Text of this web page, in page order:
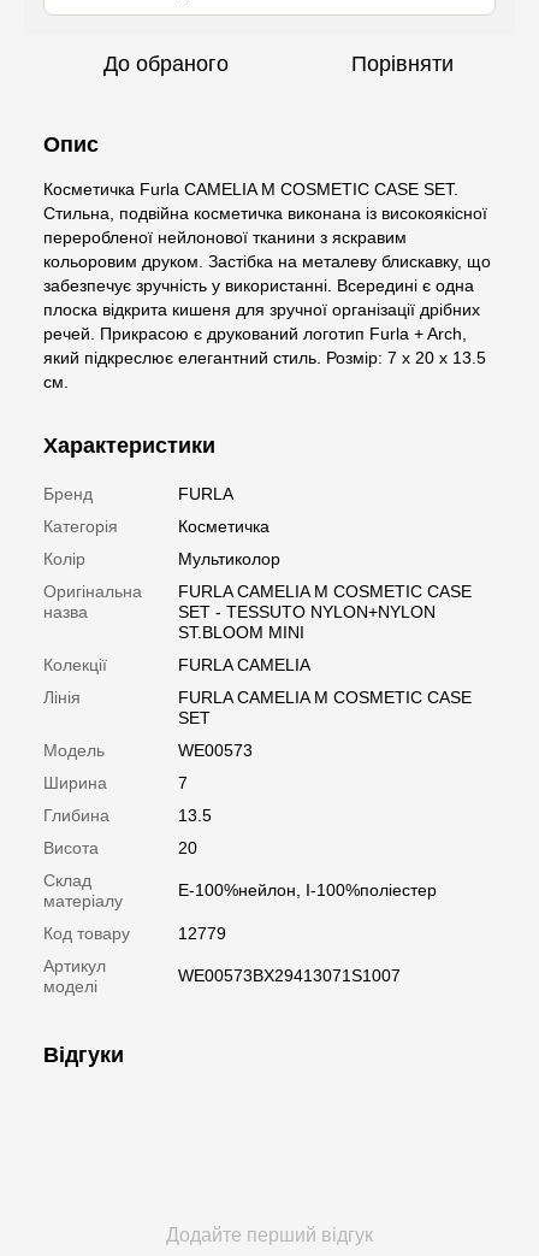
До обраного Порівняти
Опис
Косметичка Furla CAMELIA M COSMETIC CASE SET.
Стильна, подвійна косметичка виконана із високоякісної
переробленої нейлонової тканини з яскравим
кольоровим друком. Застібка на металеву блискавку, що
забезпечує зручність у використанні. Всередині є одна
плоска відкрита кишеня для зручної організації дрібних
речей. Прикрасою є друкований логотип Furla + Arch,
який підкреслює елегантний стиль. Розмір: 7 x 20 x 13.5
см.
Характеристики
Бренд
FURLA
Категорія
Косметичка
Колір
Мультиколор
Оригінальна
назва
FURLA CAMELIA M COSMETIC CASE
SET - TESSUTO NYLON+NYLON
ST.BLOOM MINI
Колекції
FURLA CAMELIA
Лінія
FURLA CAMELIA M COSMETIC CASE
SET
Модель
WE00573
Ширина
7
Глибина
13.5
Висота
20
Склад
матеріалу
E-100%нейлон, I-100%поліестер
Код товару
12779
Артикул
моделі
WE00573BX29413071S1007
Відгуки
Додайте перший відгук